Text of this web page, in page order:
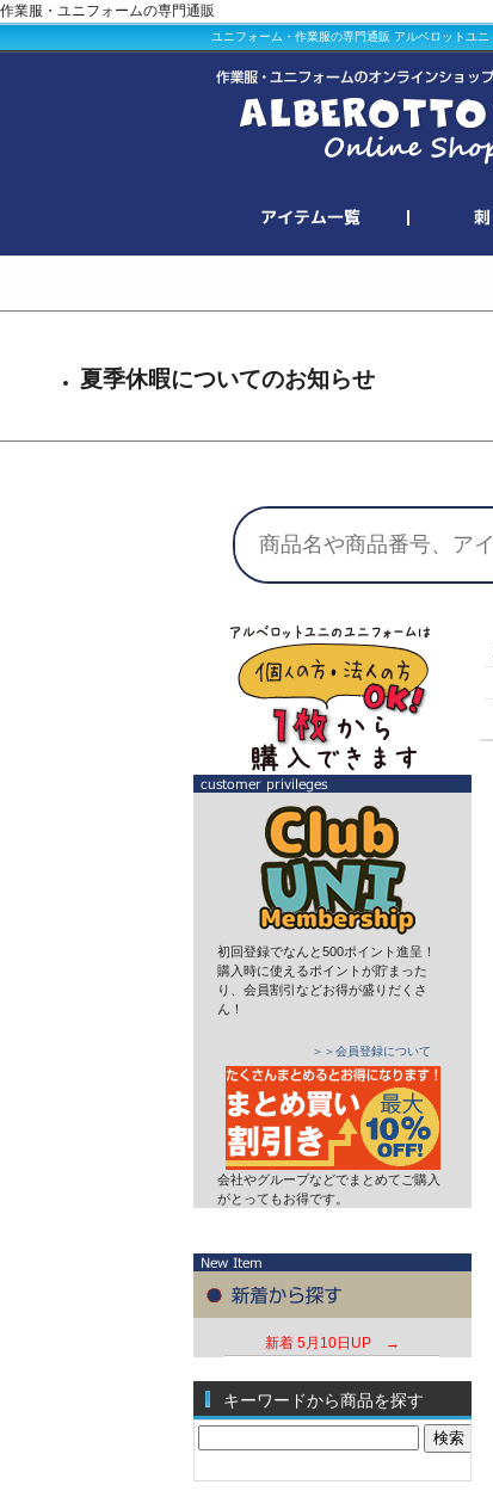
作業服・ユニフォームの専門通販
ユニフォーム・作業服の専門通販 アルベロットユニ
夏季休暇についてのお知らせ
初回登録でなんと500ポイント進呈！
購入時に使えるポイントが貯まった
り、会員割引などお得が盛りだくさ
ん！
＞＞会員登録について
会社やグループなどでまとめてご購入
がとってもお得です。
新着 5月10日UP →
キーワードから商品を探す